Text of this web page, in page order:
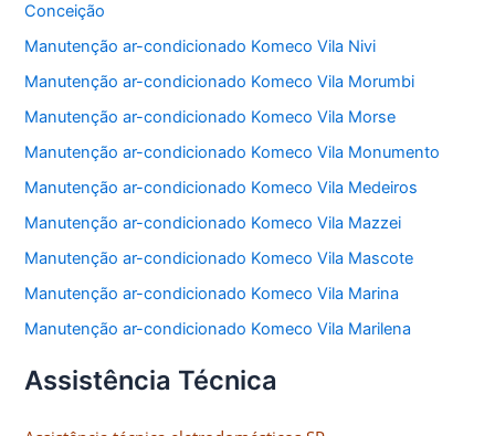
Conceição
Manutenção ar-condicionado Komeco Vila Nivi
Manutenção ar-condicionado Komeco Vila Morumbi
Manutenção ar-condicionado Komeco Vila Morse
Manutenção ar-condicionado Komeco Vila Monumento
Manutenção ar-condicionado Komeco Vila Medeiros
Manutenção ar-condicionado Komeco Vila Mazzei
Manutenção ar-condicionado Komeco Vila Mascote
Manutenção ar-condicionado Komeco Vila Marina
Manutenção ar-condicionado Komeco Vila Marilena
Assistência Técnica